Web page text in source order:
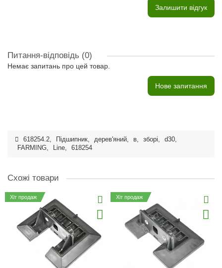
Залишити відгук
Питання-відповідь (0)
Немає запитань про цей товар.
Нове запитання
618254.2, Підшипник, дерев'яний, в, зборі, d30,
FARMING, Line, 618254
Схожі товари
Хіт продаж Хіт продаж